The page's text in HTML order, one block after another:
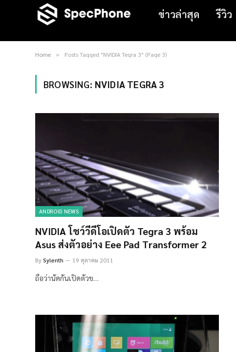
ข่าวล่าสุด รีวิว
Home » Posts Tagged "NVIDIA Tegra 3" (Page 3)
BROWSING: NVIDIA TEGRA 3
ANDROID NEWS
NVIDIA โชว์วีดีโอเปิดตัว Tegra 3 พร้อม
Asus ส่งตัวอย่าง Eee Pad Transformer 2
BySylenth 19 ตุลาคม 2011
ถือว่านัดกันเปิดตัวข…